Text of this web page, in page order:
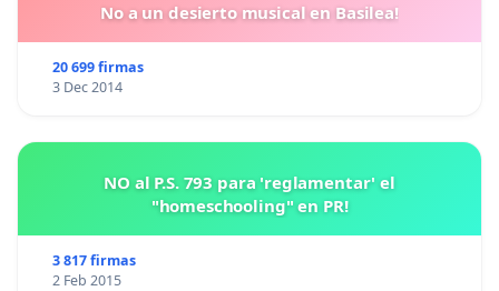
No a un desierto musical en Basilea!
20 699 firmas
3 Dec 2014
NO al P.S. 793 para 'reglamentar' el
"homeschooling" en PR!
3 817 firmas
2 Feb 2015